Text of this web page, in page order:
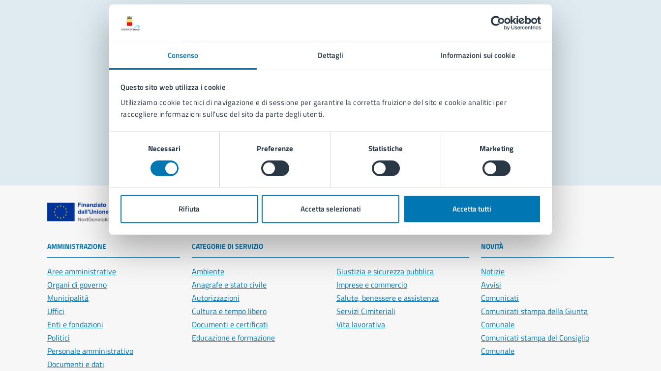
Consenso Dettagli Informazioni sui cookie
Questo sito web utilizza i cookie
Utilizziamo cookie tecnici di navigazione e di sessione per garantire la corretta fruizione del sito e cookie analitici per
raccogliere informazioni sull'uso del sito da parte degli utenti.
Necessari Preferenze Statistiche Marketing
Rifiuta Accetta selezionati Accetta tutti
Problemi in città
Segnala disservizio
Comune di Napoli
AMMINISTRAZIONE
Aree amministrative
Organi di governo
Municipalità
Uffici
Enti e fondazioni
Politici
Personale amministrativo
Documenti e dati
CATEGORIE DI SERVIZIO
Ambiente
Anagrafe e stato civile
Autorizzazioni
Cultura e tempo libero
Documenti e certificati
Educazione e formazione
Giustizia e sicurezza pubblica
Imprese e commercio
Salute, benessere e assistenza
Servizi Cimiteriali
Vita lavorativa
NOVITÀ
Notizie
Avvisi
Comunicati
Comunicati stampa della Giunta
Comunale
Comunicati stampa del Consiglio
Comunale